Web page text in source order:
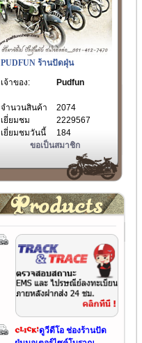
PUDFUN ร้านปัดฝุ่น
เจ้าของ:
Pudfun
จำนวนสินค้า
2074
เยี่ยมชม
2229567
เยี่ยมชมวันนี้
184
ขอเป็นสมาชิก
ดูวีดีโอ ช่องร้านปัด